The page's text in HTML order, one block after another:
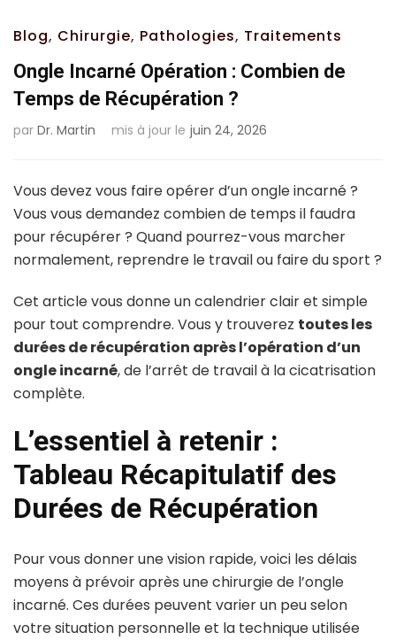
Blog, Chirurgie, Pathologies, Traitements
Ongle Incarné Opération : Combien de
Temps de Récupération ?
par Dr. Martin mis à jour le juin 24, 2026
Vous devez vous faire opérer d’un ongle incarné ?
Vous vous demandez combien de temps il faudra
pour récupérer ? Quand pourrez-vous marcher
normalement, reprendre le travail ou faire du sport ?
Cet article vous donne un calendrier clair et simple
pour tout comprendre. Vous y trouverez toutes les
durées de récupération après l’opération d’un
ongle incarné, de l’arrêt de travail à la cicatrisation
complète.
L’essentiel à retenir :
Tableau Récapitulatif des
Durées de Récupération
Pour vous donner une vision rapide, voici les délais
moyens à prévoir après une chirurgie de l’ongle
incarné. Ces durées peuvent varier un peu selon
votre situation personnelle et la technique utilisée